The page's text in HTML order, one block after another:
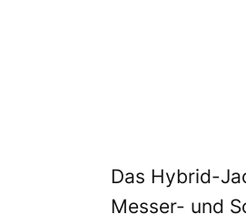
Das Hybrid-
Messer- und